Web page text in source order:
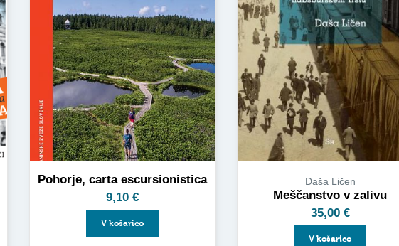
Pohorje, carta escursionistica
9,10 €
V košarico
Daša Ličen
Meščanstvo v zalivu
35,00 €
V košarico